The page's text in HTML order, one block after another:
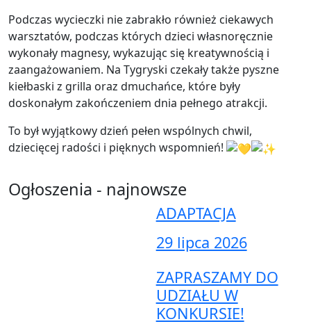
Podczas wycieczki nie zabrakło również ciekawych
warsztatów, podczas których dzieci własnoręcznie
wykonały magnesy, wykazując się kreatywnością i
zaangażowaniem. Na Tygryski czekały także pyszne
kiełbaski z grilla oraz dmuchańce, które były
doskonałym zakończeniem dnia pełnego atrakcji.
To był wyjątkowy dzień pełen wspólnych chwil,
dziecięcej radości i pięknych wspomnień!
Ogłoszenia - najnowsze
ADAPTACJA
29 lipca 2026
ZAPRASZAMY DO
UDZIAŁU W
KONKURSIE!